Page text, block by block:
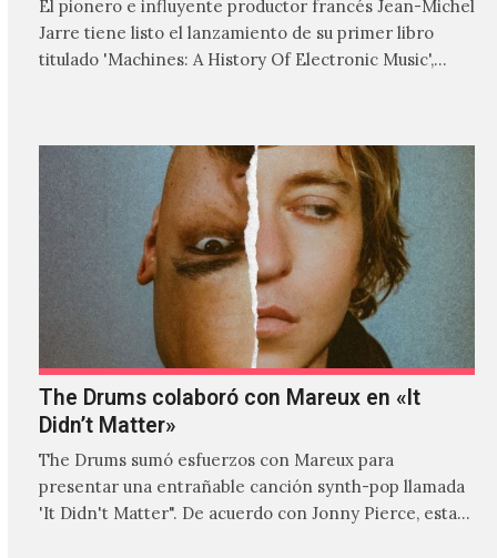
El pionero e influyente productor francés Jean-Michel
Jarre tiene listo el lanzamiento de su primer libro
titulado 'Machines: A History Of Electronic Music',
The Drums colaboró con Mareux en «It
Didn’t Matter»
The Drums sumó esfuerzos con Mareux para
presentar una entrañable canción synth-pop llamada
'It Didn't Matter". De acuerdo con Jonny Pierce, esta